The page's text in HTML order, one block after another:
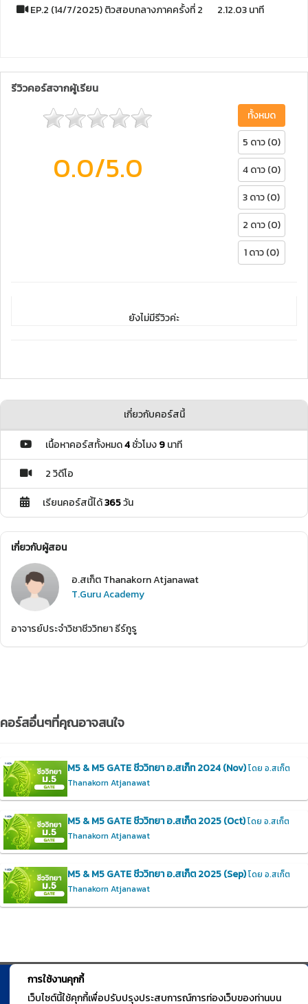
EP.2 (14/7/2025) ติวสอบกลางภาคครั้งที่ 2
2.12.03 นาที
รีวิวคอร์สจากผู้เรียน
0.0/5.0
ทั้งหมด
5 ดาว (0)
4 ดาว (0)
3 ดาว (0)
2 ดาว (0)
1 ดาว (0)
ยังไม่มีรีวิวค่ะ
เกี่ยวกับคอร์สนี้
เนื้อหาคอร์สทั้งหมด4ชั่วโมง9นาที
2 วิดีโอ
เรียนคอร์สนี้ได้365วัน
เกี่ยวกับผู้สอน
อ.สเก็ต Thanakorn Atjanawat
T.Guru Academy
อาจารย์ประจำวิชาชีววิทยา ธีร์กูรู
คอร์สอื่นๆที่คุณอาจสนใจ
M5 & M5 GATE ชีววิทยา อ.สเก็ท 2024 (Nov)โดย อ.สเก็ต
Thanakorn Atjanawat
M5 & M5 GATE ชีววิทยา อ.สเก็ต 2025 (Oct)โดย อ.สเก็ต
Thanakorn Atjanawat
M5 & M5 GATE ชีววิทยา อ.สเก็ต 2025 (Sep)โดย อ.สเก็ต
Thanakorn Atjanawat
การใช้งานคุกกี้
เว็บไซต์นี้ใช้คุกกี้เพื่อปรับปรุงประสบการณ์การท่องเว็บของท่านบน
© TGURU.online 2026 All right reserved. v1.0 Powered by Course